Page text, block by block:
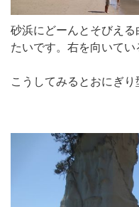
砂浜にどーんとそびえ
たいです。右を向いて
こうしてみるとおにぎ